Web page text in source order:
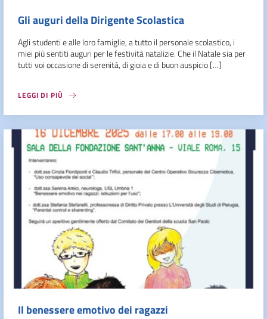
Gli auguri della Dirigente Scolastica
Agli studenti e alle loro famiglie, a tutto il personale scolastico, i
miei più sentiti auguri per le festività natalizie. Che il Natale sia per
tutti voi occasione di serenità, di gioia e di buon auspicio […]
LEGGI DI PIÙ
Il benessere emotivo dei ragazzi